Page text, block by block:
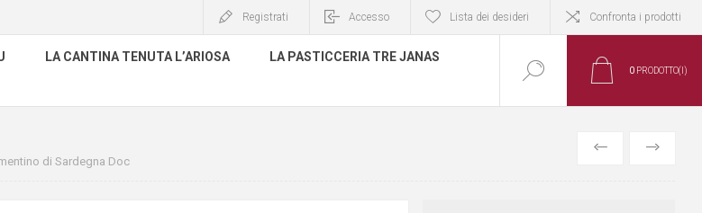
Registrati Accesso Lista dei desideri Confronta i prodotti
LA CANTINA TENUTA L’ARIOSA
LA PASTICCERIA TRE JANAS
0 PRODOTTO(I)
di Sardegna Doc